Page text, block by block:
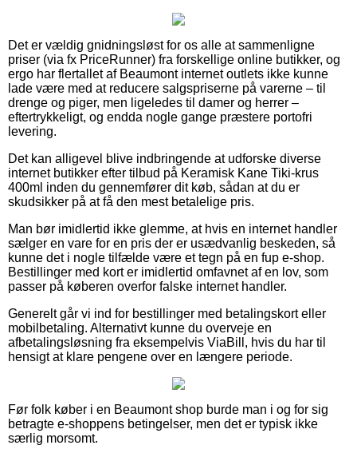
Det er vældig gnidningsløst for os alle at sammenligne
priser (via fx PriceRunner) fra forskellige online butikker, og
ergo har flertallet af Beaumont internet outlets ikke kunne
lade være med at reducere salgspriserne på varerne – til
drenge og piger, men ligeledes til damer og herrer –
eftertrykkeligt, og endda nogle gange præstere portofri
levering.
Det kan alligevel blive indbringende at udforske diverse
internet butikker efter tilbud på Keramisk Kane Tiki-krus
400ml inden du gennemfører dit køb, sådan at du er
skudsikker på at få den mest betalelige pris.
Man bør imidlertid ikke glemme, at hvis en internet handler
sælger en vare for en pris der er usædvanlig beskeden, så
kunne det i nogle tilfælde være et tegn på en fup e-shop.
Bestillinger med kort er imidlertid omfavnet af en lov, som
passer på køberen overfor falske internet handler.
Generelt går vi ind for bestillinger med betalingskort eller
mobilbetaling. Alternativt kunne du overveje en
afbetalingsløsning fra eksempelvis ViaBill, hvis du har til
hensigt at klare pengene over en længere periode.
Før folk køber i en Beaumont shop burde man i og for sig
betragte e-shoppens betingelser, men det er typisk ikke
særlig morsomt.